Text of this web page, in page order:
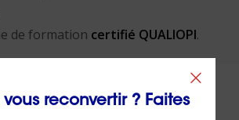
de formation certifié QUALIOPI.
vous reconvertir ? Faites